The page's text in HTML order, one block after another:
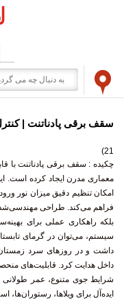
سقف برقی پادناتنت |
21)
چکیده : سقف برقی پادناتنت با
معماری مدرن ایجاد کرده
امکان تنظیم دقیق میزان
فراهم می‌کند. طراحی
بلکه راهکاری عملی برای
سیستم، می‌توان در گرمای
داشت و در روزهای سرد
داخل هدایت کرد.
شرایط جوی متنوع، عمر
ایده‌آل برای ویلاها،